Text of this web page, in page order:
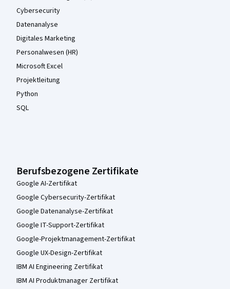
Cybersecurity
Datenanalyse
Digitales Marketing
Personalwesen (HR)
Microsoft Excel
Projektleitung
Python
SQL
Berufsbezogene Zertifikate
Google AI-Zertifikat
Google Cybersecurity-Zertifikat
Google Datenanalyse-Zertifikat
Google IT-Support-Zertifikat
Google-Projektmanagement-Zertifikat
Google UX-Design-Zertifikat
IBM AI Engineering Zertifikat
IBM AI Produktmanager Zertifikat